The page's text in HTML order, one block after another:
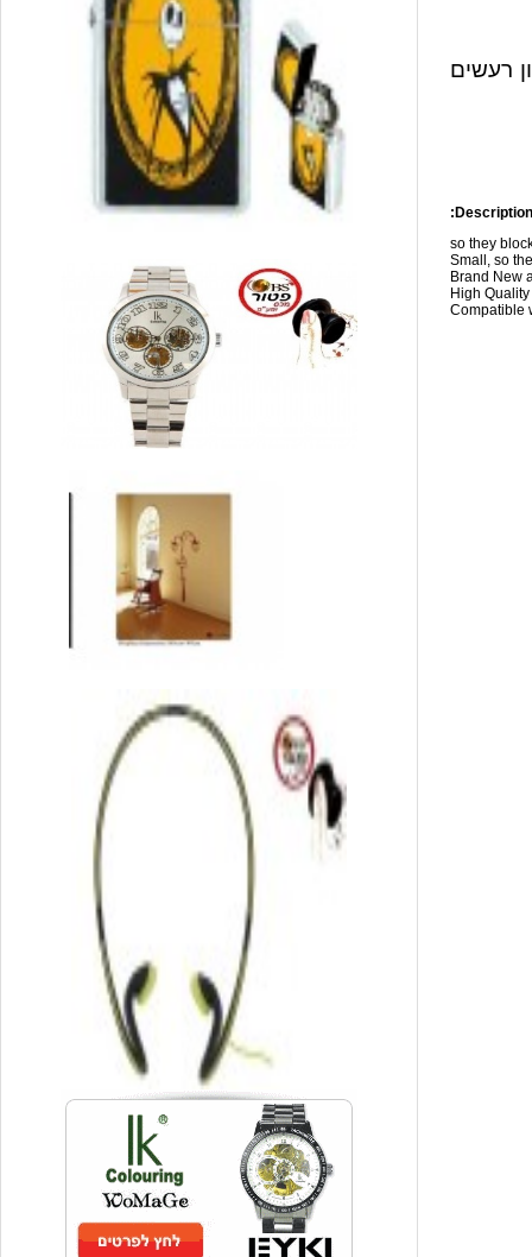
רעשים
so they
Small, so
Brand New
High
Compatible